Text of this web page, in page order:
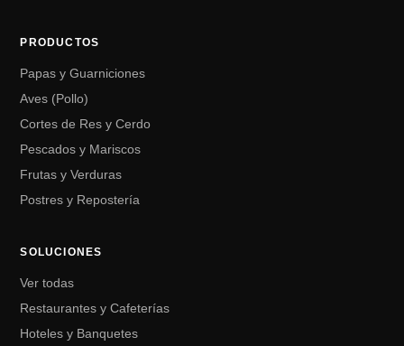
PRODUCTOS
Papas y Guarniciones
Aves (Pollo)
Cortes de Res y Cerdo
Pescados y Mariscos
Frutas y Verduras
Postres y Repostería
SOLUCIONES
Ver todas
Restaurantes y Cafeterías
Hoteles y Banquetes